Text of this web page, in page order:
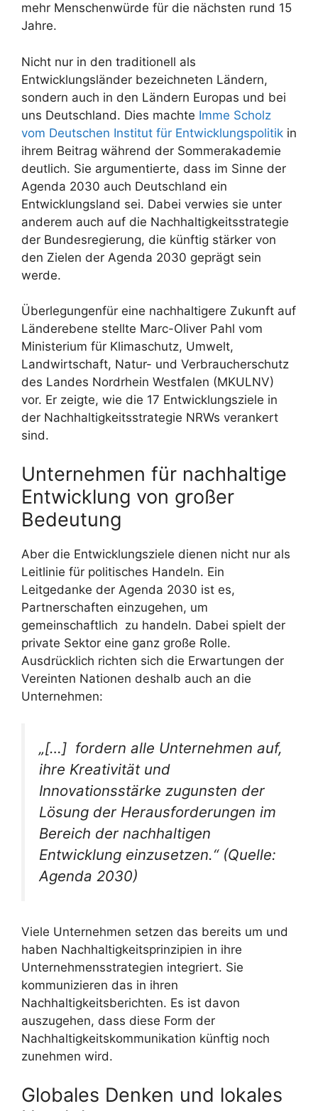
mehr Menschenwürde für die nächsten rund 15
Jahre.
Nicht nur in den traditionell als
Entwicklungsländer bezeichneten Ländern,
sondern auch in den Ländern Europas und bei
uns Deutschland. Dies machte Imme Scholz
vom Deutschen Institut für Entwicklungspolitik in
ihrem Beitrag während der Sommerakademie
deutlich. Sie argumentierte, dass im Sinne der
Agenda 2030 auch Deutschland ein
Entwicklungsland sei. Dabei verwies sie unter
anderem auch auf die Nachhaltigkeitsstrategie
der Bundesregierung, die künftig stärker von
den Zielen der Agenda 2030 geprägt sein
werde.
Überlegungenfür eine nachhaltigere Zukunft auf
Länderebene stellte Marc-Oliver Pahl vom
Ministerium für Klimaschutz, Umwelt,
Landwirtschaft, Natur- und Verbraucherschutz
des Landes Nordrhein Westfalen (MKULNV)
vor. Er zeigte, wie die 17 Entwicklungsziele in
der Nachhaltigkeitsstrategie NRWs verankert
sind.
Unternehmen für nachhaltige
Entwicklung von großer
Bedeutung
Aber die Entwicklungsziele dienen nicht nur als
Leitlinie für politisches Handeln. Ein
Leitgedanke der Agenda 2030 ist es,
Partnerschaften einzugehen, um
gemeinschaftlich zu handeln. Dabei spielt der
private Sektor eine ganz große Rolle.
Ausdrücklich richten sich die Erwartungen der
Vereinten Nationen deshalb auch an die
Unternehmen:
„[…] fordern alle Unternehmen auf,
ihre Kreativität und
Innovationsstärke zugunsten der
Lösung der Herausforderungen im
Bereich der nachhaltigen
Entwicklung einzusetzen.“ (Quelle:
Agenda 2030)
Viele Unternehmen setzen das bereits um und
haben Nachhaltigkeitsprinzipien in ihre
Unternehmensstrategien integriert. Sie
kommunizieren das in ihren
Nachhaltigkeitsberichten. Es ist davon
auszugehen, dass diese Form der
Nachhaltigkeitskommunikation künftig noch
zunehmen wird.
Globales Denken und lokales